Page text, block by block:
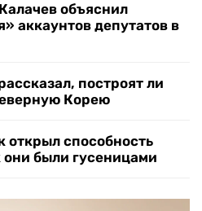
объяснил
аккаунтов депутатов в
построят ли
Корею
открыл способность
они были гусеницами